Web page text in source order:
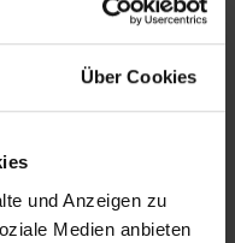
Über Cookies
und Anzeigen zu
Medien anbieten
Fenster